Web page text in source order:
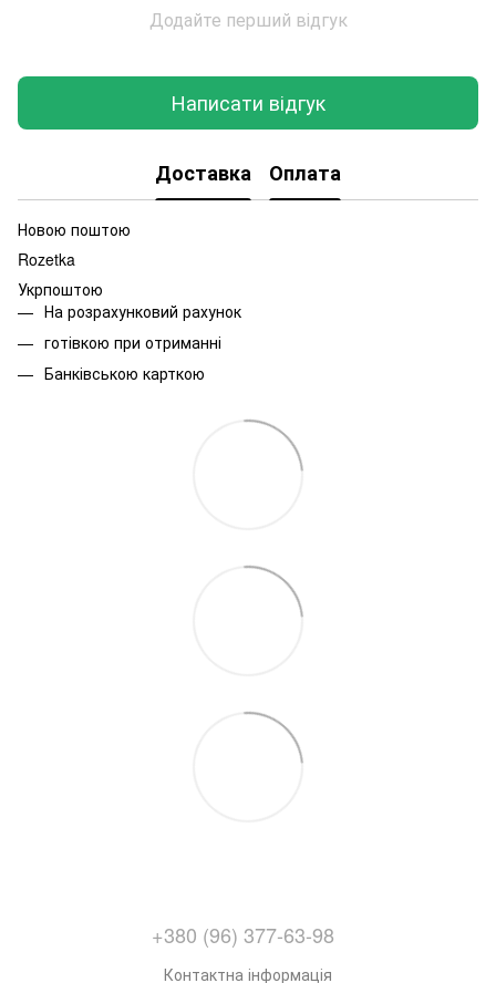
Додайте перший відгук
Написати відгук
Доставка Оплата
Новою поштою
Rozetka
Укрпоштою
На розрахунковий рахунок
готівкою при отриманні
Банківською карткою
+380 (96) 377-63-98
Контактна інформація